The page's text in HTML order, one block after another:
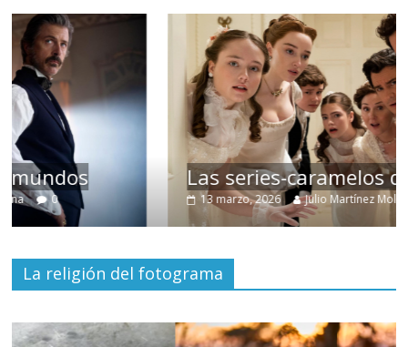
Las series-caramelos de Shondaland
13 marzo, 2026 Julio Martínez Molina 0
La religión del fotograma